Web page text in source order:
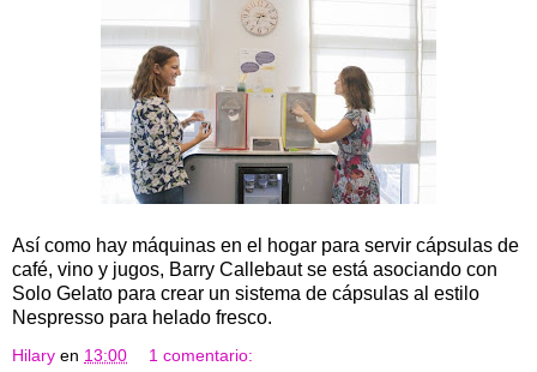
Así como hay máquinas en el hogar para servir cápsulas de
café, vino y jugos, Barry Callebaut se está asociando con
Solo Gelato para crear un sistema de cápsulas al estilo
Nespresso para helado fresco.
Hilary en 13:00 1 comentario: